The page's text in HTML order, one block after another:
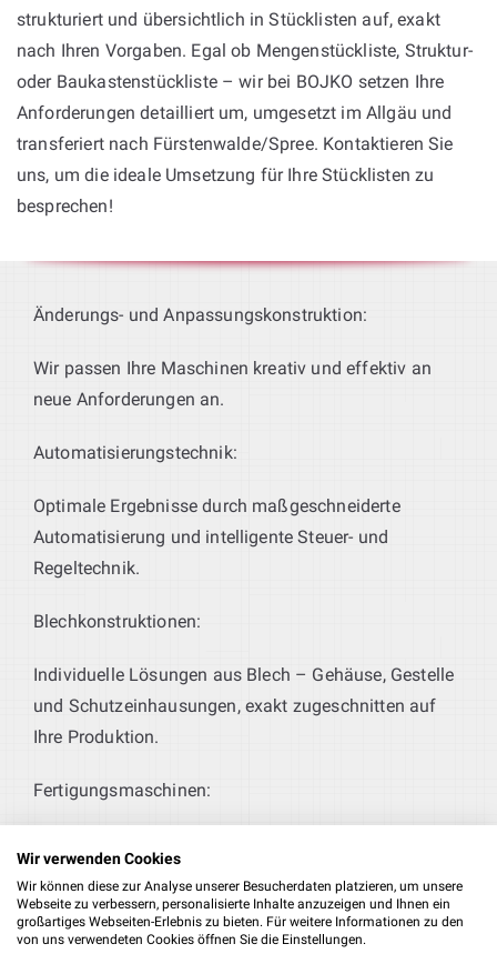
strukturiert und übersichtlich in Stücklisten auf, exakt
nach Ihren Vorgaben. Egal ob Mengenstückliste, Struktur-
oder Baukastenstückliste – wir bei BOJKO setzen Ihre
Anforderungen detailliert um, umgesetzt im Allgäu und
transferiert nach Fürstenwalde/Spree. Kontaktieren Sie
uns, um die ideale Umsetzung für Ihre Stücklisten zu
besprechen!
Änderungs- und Anpassungskonstruktion:
Wir passen Ihre Maschinen kreativ und effektiv an
neue Anforderungen an.
Automatisierungstechnik:
Optimale Ergebnisse durch maßgeschneiderte
Automatisierung und intelligente Steuer- und
Regeltechnik.
Blechkonstruktionen:
Individuelle Lösungen aus Blech – Gehäuse, Gestelle
und Schutzeinhausungen, exakt zugeschnitten auf
Ihre Produktion.
Fertigungsmaschinen:
Anlagenplanung:
Wir begleiten Sie umfassend bei der Auswahl
geeigneter Maschinen für Ihren Produktionsprozess.
Wir verwenden Cookies
Wir können diese zur Analyse unserer Besucherdaten platzieren, um unsere
Webseite zu verbessern, personalisierte Inhalte anzuzeigen und Ihnen ein
großartiges Webseiten-Erlebnis zu bieten. Für weitere Informationen zu den
von uns verwendeten Cookies öffnen Sie die Einstellungen.